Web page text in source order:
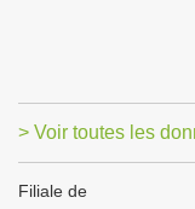
> Voir toutes les
Filiale de